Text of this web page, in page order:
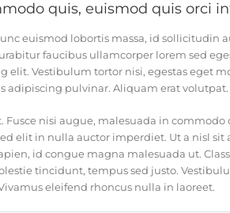
quis, euismod quis orci
euismod lobortis massa, id sollicitudin
faucibus ullamcorper lorem sed
elit. Vestibulum tortor nisi, egestas eget
pulvinar. Aliquam erat
nisi augue, malesuada in
elit in nulla auctor imperdiet. Ut a nisl
id congue magna malesuada ut.
tincidunt, tempus sed justo.
eleifend rhoncus nulla in laoreet.